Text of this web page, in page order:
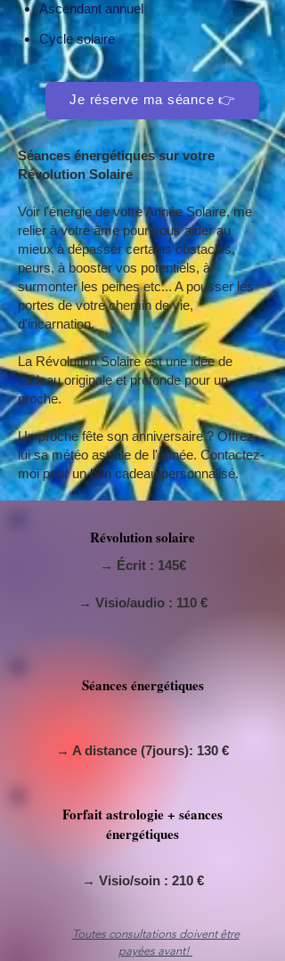
Ascendant annuel
Cycle solaire
Je réserve ma séance 👉
Séances énergétiques sur votre
Révolution Solaire​
Voir l'énergie de votre Année Solaire, me
relier à votre âme pour vous aider au
mieux à dépasser certains obstacles,
peurs, à booster vos potentiels, à
surmonter les peines etc... A pousser les
portes de votre chemin de vie,
d'incarnation.
La Révolution Solaire est une idée de
cadeau originale et profonde pour un
proche.
Un proche fête son anniversaire ? Offrez-
lui sa météo astrale de l'année. Contactez-
moi pour un bon cadeau personnalisé.
Révolution solaire
→ Écrit : 145€
→ Visio/audio : 110 €
Séances énergétiques
→ A distance (7jours): 130 €
Forfait astrologie + séances
énergétiques
→ Visio/soin : 210 €
Toutes consultations doivent être
payées avant!